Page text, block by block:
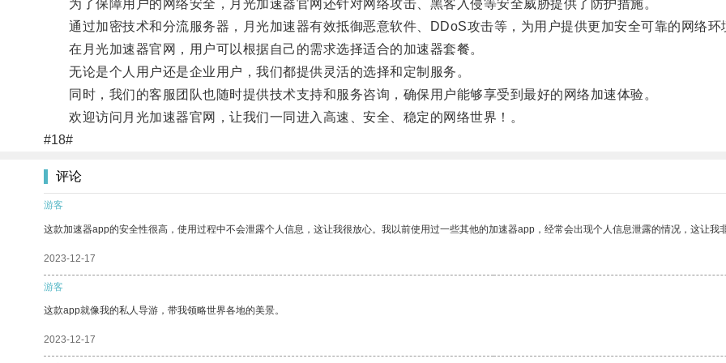
为了保障用户的网络安全，月光加速器官网还针对网络攻击、黑客入侵等安全威胁提供了防护措施。
通过加密技术和分流服务器，月光加速器有效抵御恶意软件、DDoS攻击等，为用户提供更加安全可靠的网络环
在月光加速器官网，用户可以根据自己的需求选择适合的加速器套餐。
无论是个人用户还是企业用户，我们都提供灵活的选择和定制服务。
同时，我们的客服团队也随时提供技术支持和服务咨询，确保用户能够享受到最好的网络加速体验。
欢迎访问月光加速器官网，让我们一同进入高速、安全、稳定的网络世界！。
#18#
评论
游客
这款加速器app的安全性很高，使用过程中不会泄露个人信息，这让我很放心。我以前使用过一些其他的加速器app，经常会出现个人信息泄露的情况，这让我
2023-12-17
游客
这款app就像我的私人导游，带我领略世界各地的美景。
2023-12-17